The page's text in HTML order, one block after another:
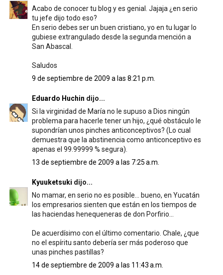
Acabo de conocer tu blog y es genial. Jajaja ¿en serio
tu jefe dijo todo eso?
En serio debes ser un buen cristiano, yo en tu lugar lo
gubiese extrangulado desde la segunda mención a
San Abascal.
Saludos
9 de septiembre de 2009 a las 8:21 p.m.
Eduardo Huchin dijo...
Si la virginidad de María no le supuso a Dios ningún
problema para hacerle tener un hijo, ¿qué obstáculo le
supondrían unos pinches anticonceptivos? (Lo cual
demuestra que la abstinencia como anticonceptivo es
apenas el 99.99999 % segura).
13 de septiembre de 2009 a las 7:25 a.m.
Kyuuketsuki dijo...
No mamar, en serio no es posible... bueno, en Yucatán
los empresarios sienten que están en los tiempos de
las haciendas henequeneras de don Porfirio...
De acuerdísimo con el último comentario. Chale, ¿que
no el espíritu santo debería ser más poderoso que
unas pinches pastillas?
14 de septiembre de 2009 a las 11:43 a.m.